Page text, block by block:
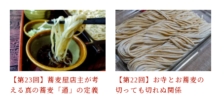
【第23回】蕎麦屋店主が考
える真の蕎麦「通」の定義
【第22回】お寺とお蕎麦の
切っても切れぬ関係